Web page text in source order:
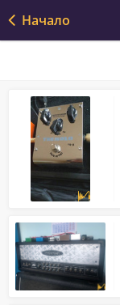
Начало